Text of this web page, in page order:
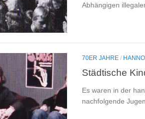
Abhängigen
70ER JAHRE /
Städtische
Es waren in der
nachfolgende